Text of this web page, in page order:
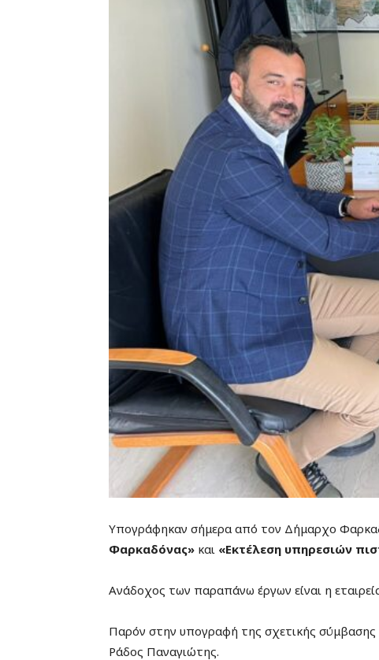
Υπογράφηκαν σήμερα από τον Δήμαρχο
Φαρκαδόνας» και «Eκτέλεση υπηρεσιών
Ανάδοχος των παραπάνω έργων είναι η
Παρόν στην υπογραφή της σχετικής
Ράδος Παναγιώτης.